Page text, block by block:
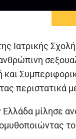
Ιατρικής
και
περιστατικά
μίλησε
το